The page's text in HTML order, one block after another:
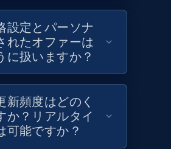
今すぐ始める
products by specified
Product description,
Initial price, Discount,
設定とパーソナ
れたオファーは
に扱いますか？
新頻度はどのく
か？リアルタイ
可能ですか？